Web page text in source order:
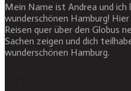
Mein Name ist Andrea und ich
wunderschönen Hamburg!
Reisen quer über den Globus
Sachen zeigen und dich
wunderschönen Hamburg.